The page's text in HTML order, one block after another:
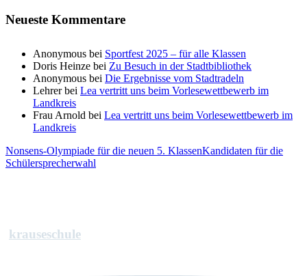
Neueste Kommentare
Anonymous bei Sportfest 2025 – für alle Klassen
Doris Heinze bei Zu Besuch in der Stadtbibliothek
Anonymous bei Die Ergebnisse vom Stadtradeln
Lehrerbei Lea vertritt uns beim Vorlesewettbewerb im
Landkreis
Frau Arnold bei Lea vertritt uns beim Vorlesewettbewerb im
Landkreis
Nonsens-Olympiade für die neuen 5. KlassenKandidaten für die
Schülersprecherwahl
krauseschule